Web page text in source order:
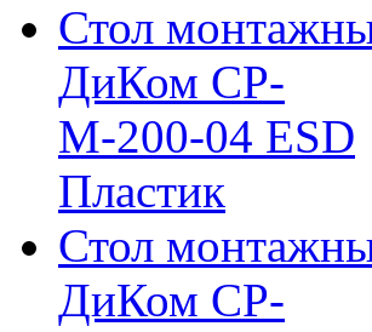
Стол
ДиКом СР-
М-200-04 ESD
Пластик
Стол
ДиКом СР-